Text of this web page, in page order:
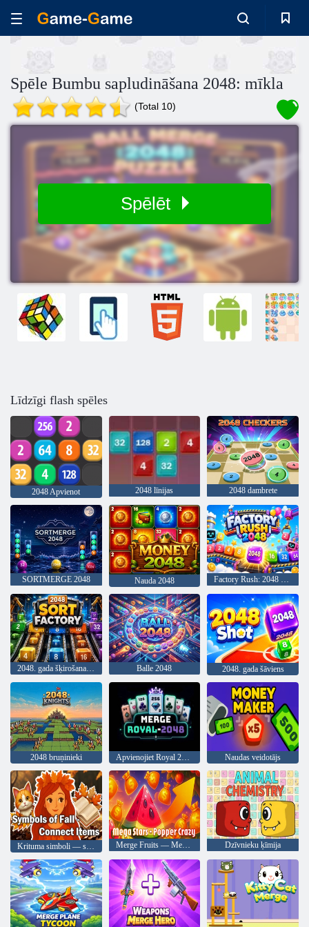
Spēle Bumbu sapludināšana 2048: mīkla
(Total 10)
Spēlēt
Līdzīgi flash spēles
2048 Apvienot 2048 līnijas 2048 dambrete
SORTMERGE 2048 Nauda 2048 Factory Rush: 2048 Merge
2048. gada šķirošanas rūpnīca Balle 2048 2048. gada šāviens
2048 bruņinieki Apvienojiet Royal 2048 Naudas veidotājs
Merge Fruits — Mega Fun Dzīvnieku ķīmija